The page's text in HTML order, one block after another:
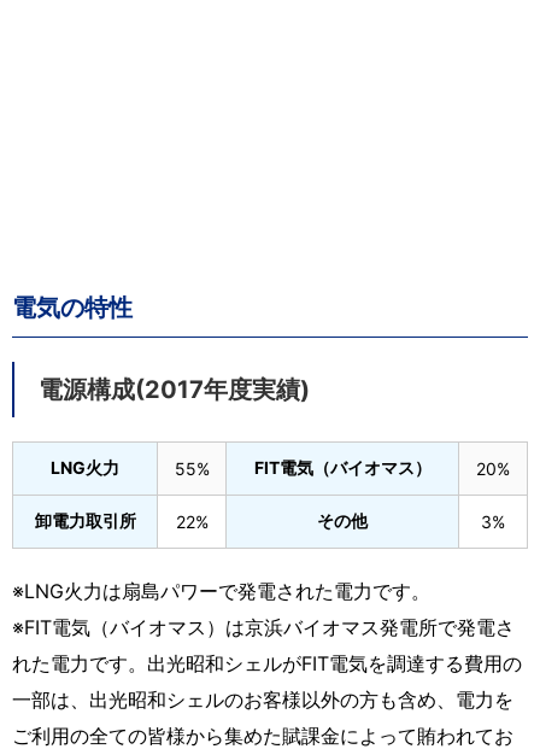
電気の特性
電源構成(2017年度実績)
LNG火力 55% FIT電気（バイオマス） 20%
卸電力取引所 22% その他 3%
※LNG火力は扇島パワーで発電された電力です。
※FIT電気（バイオマス）は京浜バイオマス発電所で発電さ
れた電力です。出光昭和シェルがFIT電気を調達する費用の
一部は、出光昭和シェルのお客様以外の方も含め、電力を
ご利用の全ての皆様から集めた賦課金によって賄われてお